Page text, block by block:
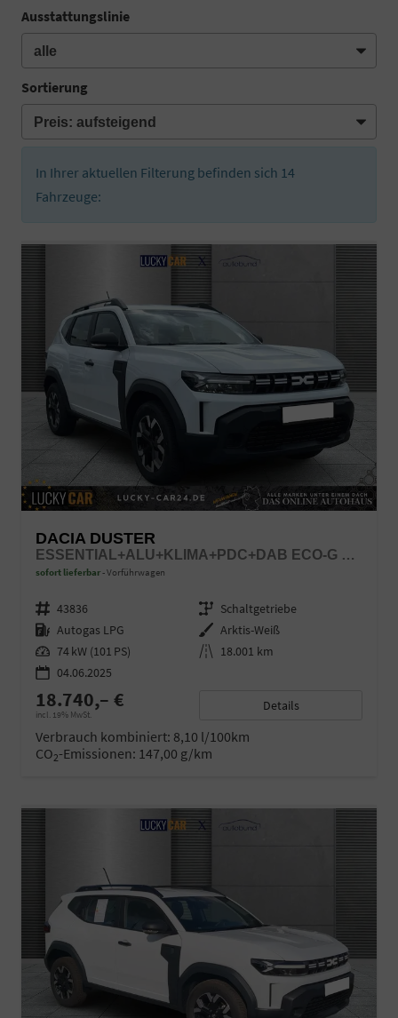
Ausstattungslinie
Sortierung
In Ihrer aktuellen Filterung befinden sich 14
Fahrzeuge:
DACIA DUSTER
ESSENTIAL+ALU+KLIMA+PDC+DAB ECO-G 100 LPG
sofort lieferbar Vorführwagen
Fahrzeugnr. 43836 Getriebe Schaltgetriebe
Kraftstoff Autogas LPG Außenfarbe Arktis-Weiß
Leistung 74 kW (101 PS) Kilometerstand 18.001 km
04.06.2025
18.740,– €
incl. 19% MwSt.
Details
Verbrauch kombiniert: 8,10 l/100km
CO2-Emissionen: 147,00 g/km